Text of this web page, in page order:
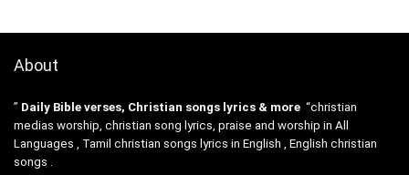
About
” Daily Bible verses, Christian songs lyrics & more “christian
medias worship, christian song lyrics, praise and worship in All
Languages , Tamil christian songs lyrics in English , English christian
songs .